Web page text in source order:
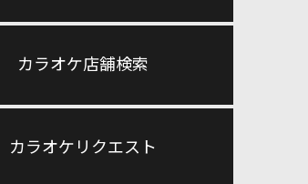
カラオケ店舗検索
カラオケリクエスト